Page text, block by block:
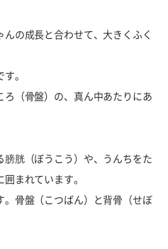
の成長と合わせて、大きくふく
。
（骨盤）の、真ん中あたりにあ
胱（ぼうこう）や、うんちをた
まれています。
骨盤（こつばん）と背骨（せぼ